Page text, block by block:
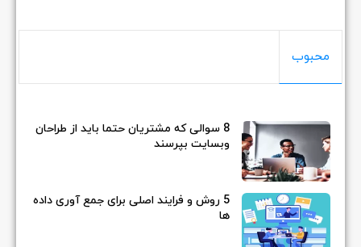
محبوب
8 سوالی که مشتریان حتما باید از طراحان
وبسایت بپرسند
5 روش و فرایند اصلی برای جمع آوری داده
ها